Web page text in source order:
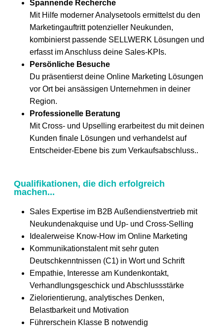
Spannende Recherche
Mit Hilfe moderner Analysetools ermittelst du den
Marketingauftritt potenzieller Neukunden,
kombinierst passende SELLWERK Lösungen und
erfasst im Anschluss deine Sales-KPIs.
Persönliche Besuche
Du präsentierst deine Online Marketing Lösungen
vor Ort bei ansässigen Unternehmen in deiner
Region.
Professionelle Beratung
Mit Cross- und Upselling erarbeitest du mit deinen
Kunden finale Lösungen und verhandelst auf
Entscheider-Ebene bis zum Verkaufsabschluss..
Qualifikationen, die dich erfolgreich
machen...
Sales Expertise im B2B Außendienstvertrieb mit
Neukundenakquise und Up- und Cross-Selling
Idealerweise Know-How im Online Marketing
Kommunikationstalent mit sehr guten
Deutschkenntnissen (C1) in Wort und Schrift
Empathie, Interesse am Kundenkontakt,
Verhandlungsgeschick und Abschlussstärke
Zielorientierung, analytisches Denken,
Belastbarkeit und Motivation
Führerschein Klasse B notwendig